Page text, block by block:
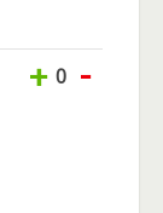
+ 0 -